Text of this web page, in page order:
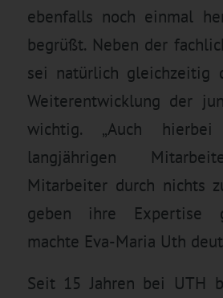
ebenfalls noch einmal
begrüßt. Neben der
sei natürlich gleichzeitig
Weiterentwicklung der
wichtig. „Auch
langjährigen
Mitarbeiter durch nichts
geben ihre Expertise
machte Eva-Maria Uth
Seit 15 Jahren bei UTH